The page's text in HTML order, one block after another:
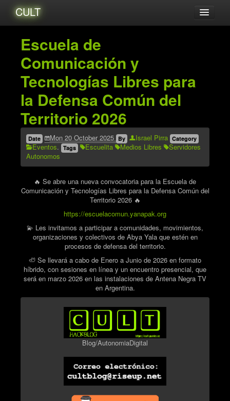
CULT
Amigxs
Audio
Blog
Catalogo
Eventos
Tutoriales
Videos
Zines
Archives
Escuela de
Comunicación y
Tecnologías Libres para
la Defensa Común del
Territorio 2026
Date Mon 20 October 2025 By Israel Pirra Category
Eventos. Tags Escuelita Medios Libres
Servidores
Autonomos
🔥 Se abre una nueva convocatoria para la Escuela de
Comunicación y Tecnologías Libres para la Defensa Común del
Territorio 2026 🔥
https://escuelacomun.yanapak.org
💫 Les invitamos a participar a comunidades, movimientos,
organizaciones y colectivos de Abya Yala que estén en
procesos de defensa del territorio.
🦥 Se llevará a cabo de Enero a Junio de 2026 en formato
híbrido, con sesiones en línea y un encuentro presencial, que
será en marzo 2026 en las instalaciones de Antena Negra TV
en Argentina.
Blog/AutonomiaDigital